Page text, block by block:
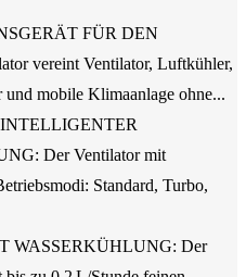
FÜR DEN
vereint Ventilator, Luftkühler,
mobile Klimaanlage ohne...
Der Ventilator mit
Standard, Turbo,
WASSERKÜHLUNG: Der